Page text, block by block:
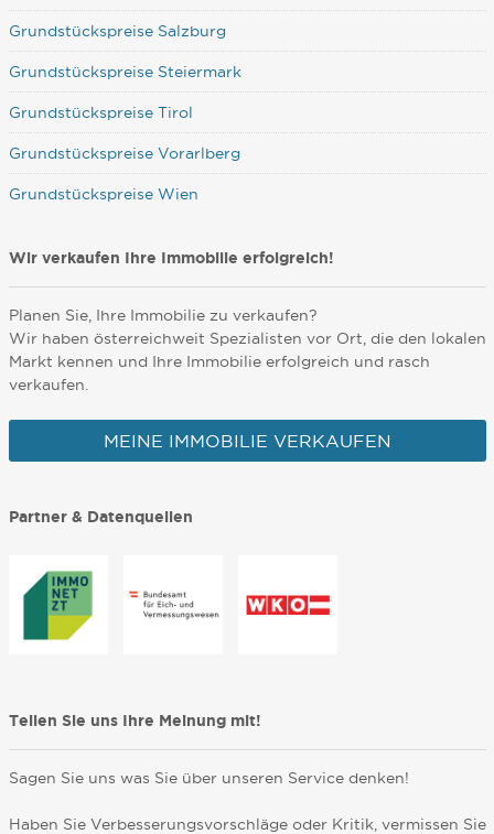
Grundstückspreise Salzburg
Grundstückspreise Steiermark
Grundstückspreise Tirol
Grundstückspreise Vorarlberg
Grundstückspreise Wien
Wir verkaufen Ihre Immobilie erfolgreich!
Planen Sie, Ihre Immobilie zu verkaufen?
Wir haben österreichweit Spezialisten vor Ort, die den lokalen
Markt kennen und Ihre Immobilie erfolgreich und rasch
verkaufen.
MEINE IMMOBILIE VERKAUFEN
Partner & Datenquellen
Teilen Sie uns Ihre Meinung mit!
Sagen Sie uns was Sie über unseren Service denken!
Haben Sie Verbesserungsvorschläge oder Kritik, vermissen Sie